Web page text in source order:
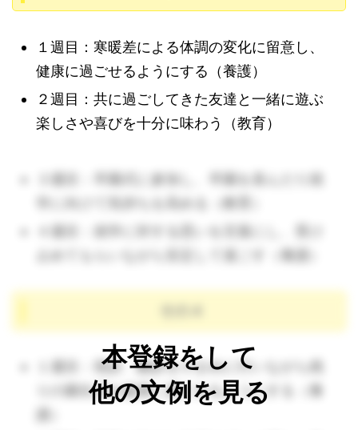
１週目：寒暖差による体調の変化に留意し、
健康に過ごせるようにする（養護）
２週目：共に過ごしてきた友達と一緒に遊ぶ
楽しさや喜びを十分に味わう（教育）
１週目：視診、触診を小まめに行いながら残
りの園生活を健康に過ごせるようにする（養
本登録をして
他の文例を見る